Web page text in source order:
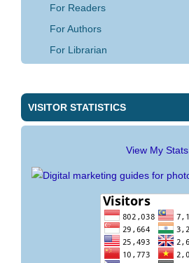
For Readers
For Authors
For Librarian
VISITOR STATISTICS
View My Stats